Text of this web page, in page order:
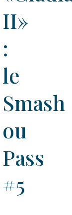
II»
:
le
Smash
ou
Pass
#5